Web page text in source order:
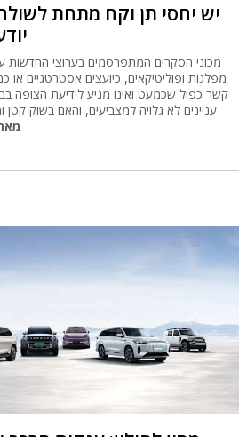
מכוני הסקרים המתפרסמים בערוצי החדשות
מפלגות ופוליטיקאים, כיועצים אסטרטגיים או
קשר כפול שכמעט ואינו מגיע לידיעת הצופה
עניינים לא גלויה למצביעים, והאם בשוק